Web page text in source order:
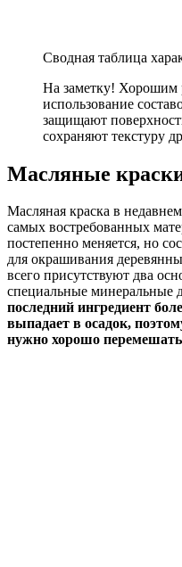
Сводная таблица
На заметку! Хорошим
использование
защищают
сохраняют текстуру
Масляные
Масляная краска в
самых востребованных
постепенно меняется, но
для окрашивания
всего присутствуют два
специальные минеральные
последний ингредиент
выпадает в осадок,
нужно хорошо